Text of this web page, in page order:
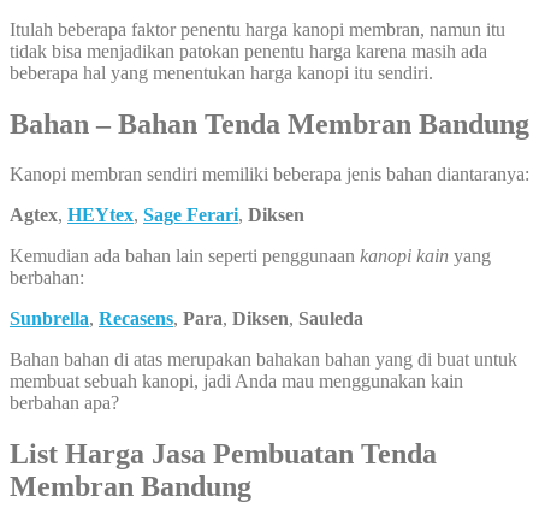
Itulah beberapa faktor penentu harga kanopi membran, namun itu
tidak bisa menjadikan patokan penentu harga karena masih ada
beberapa hal yang menentukan harga kanopi itu sendiri.
Bahan – Bahan Tenda Membran Bandung
Kanopi membran sendiri memiliki beberapa jenis bahan diantaranya:
Agtex, HEYtex, Sage Ferari, Diksen
Kemudian ada bahan lain seperti penggunaan kanopi kain yang
berbahan:
Sunbrella, Recasens, Para, Diksen, Sauleda
Bahan bahan di atas merupakan bahakan bahan yang di buat untuk
membuat sebuah kanopi, jadi Anda mau menggunakan kain
berbahan apa?
List Harga Jasa Pembuatan Tenda
Membran Bandung